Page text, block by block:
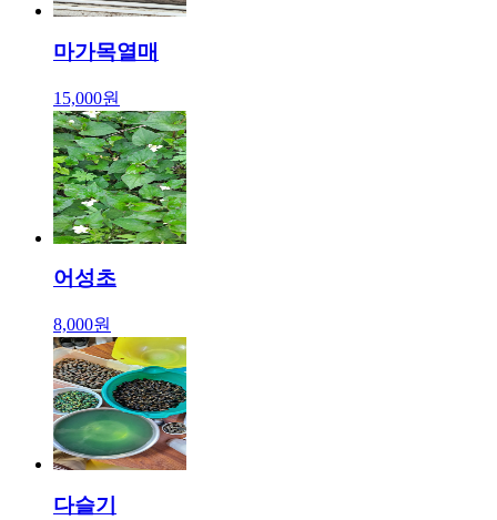
마가목열매
15,000원
어성초
8,000원
다슬기